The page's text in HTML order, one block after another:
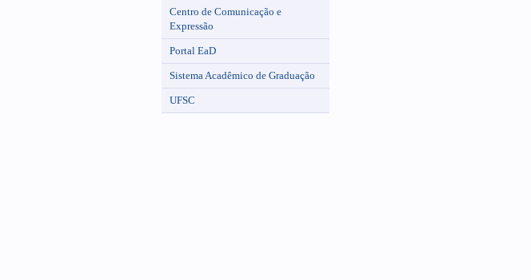
Centro de Comunicação e
Expressão
Portal EaD
Sistema Acadêmico de Graduação
UFSC